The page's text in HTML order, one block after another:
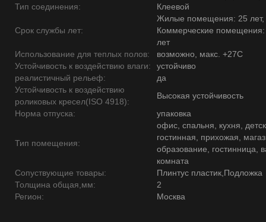
Тип соединения:
Клеевой
Срок службы лет:
Жилые помещения: 25 лет,
Коммерческие
лет
Использование для теплых полов:
возможно, макс. +27С
Устойчивость к воздействию влаги:
устойчиво
реалистичный рельеф:
да
Устойчивость к воздействию
роликовых кресел(ISO 4918):
Высокая устойчивость
Норма отпуска:
упаковка
Тип помещения:
офис, спальня, кухня,
гостинная, прихожая,
образование, гостинница,
комната
Сопуствующие товары:
Плинтус пластик,Подложка
Толщина общая,мм:
2
Регион:
Москва